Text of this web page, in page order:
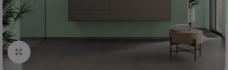
Click to enlarge